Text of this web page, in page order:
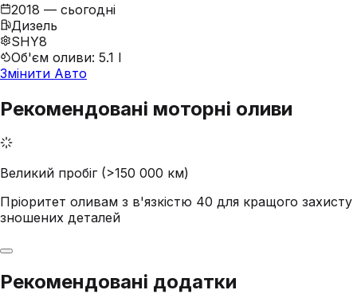
2018 — сьогодні
Дизель
SHY8
Об'єм оливи: 5.1 l
Змінити Авто
Рекомендовані моторні оливи
Великий пробіг (>150 000 км)
Пріоритет оливам з в'язкістю 40 для кращого захисту
зношених деталей
Рекомендовані додатки